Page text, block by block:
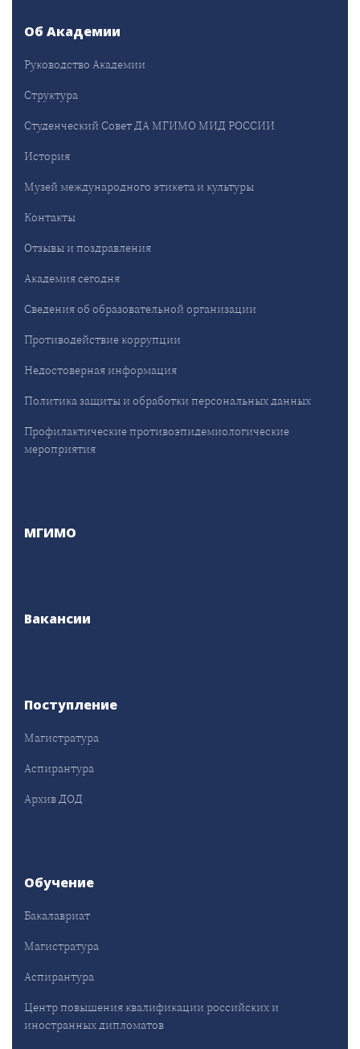
Об Академии
Руководство Академии
Структура
Студенческий Совет ДА МГИМО МИД РОССИИ
История
Музей международного этикета и культуры
Контакты
Отзывы и поздравления
Академия сегодня
Сведения об образовательной организации
Противодействие коррупции
Недостоверная информация
Политика защиты и обработки персональных данных
Профилактические противоэпидемиологические
мероприятия
МГИМО
Вакансии
Поступление
Магистратура
Аспирантура
Архив ДОД
Обучение
Бакалавриат
Магистратура
Аспирантура
Центр повышения квалификации российских и
иностранных дипломатов